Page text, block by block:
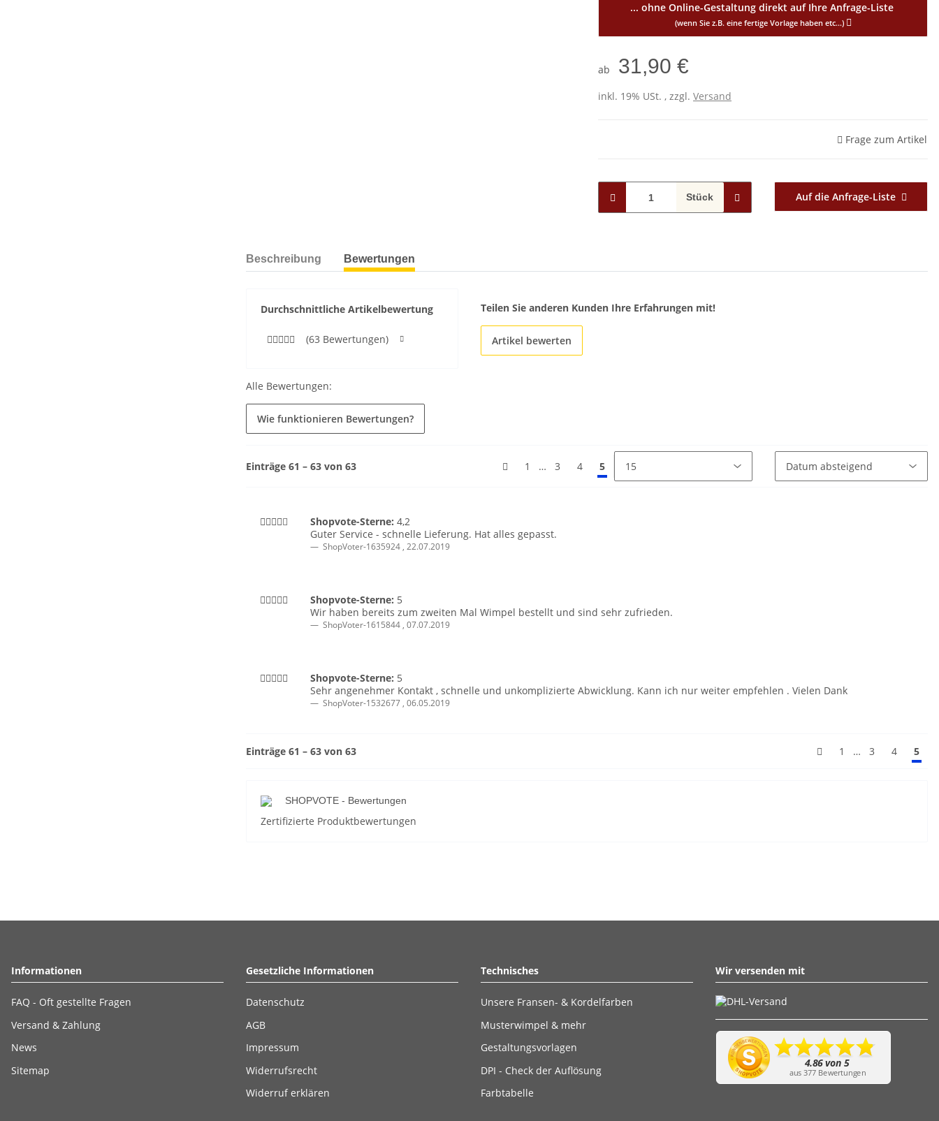
... ohne Online-Gestaltung direkt auf Ihre Anfrage-Liste
(wenn Sie z.B. eine fertige Vorlage haben etc...)
ab 31,90 €
inkl. 19% USt. , zzgl. Versand
Frage zum Artikel
Stück Auf die Anfrage-Liste
Beschreibung Bewertungen
Durchschnittliche Artikelbewertung
(63 Bewertungen)
Teilen Sie anderen Kunden Ihre Erfahrungen mit!
Artikel bewerten
Alle Bewertungen:
Wie funktionieren Bewertungen?
Einträge 61 – 63 von 63 1 … 3 4 5
Shopvote-Sterne: 4,2
Guter Service - schnelle Lieferung. Hat alles gepasst.
ShopVoter-1635924 , 22.07.2019
Shopvote-Sterne: 5
Wir haben bereits zum zweiten Mal Wimpel bestellt und sind sehr zufrieden.
ShopVoter-1615844 , 07.07.2019
Shopvote-Sterne: 5
Sehr angenehmer Kontakt , schnelle und unkomplizierte Abwicklung. Kann ich nur weiter empfehlen . Vielen Dank
ShopVoter-1532677 , 06.05.2019
Einträge 61 – 63 von 63 1 … 3 4 5
SHOPVOTE - Bewertungen
Zertifizierte Produktbewertungen
Informationen
FAQ - Oft gestellte Fragen
Versand & Zahlung
News
Sitemap
Gesetzliche Informationen
Datenschutz
AGB
Impressum
Widerrufsrecht
Widerruf erklären
Technisches
Unsere Fransen- & Kordelfarben
Musterwimpel & mehr
Gestaltungsvorlagen
DPI - Check der Auflösung
Farbtabelle
Wir versenden mit